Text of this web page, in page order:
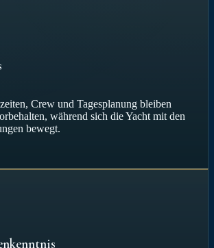
Crew und Tagesplanung bleiben
während sich die Yacht mit den
bewegt.